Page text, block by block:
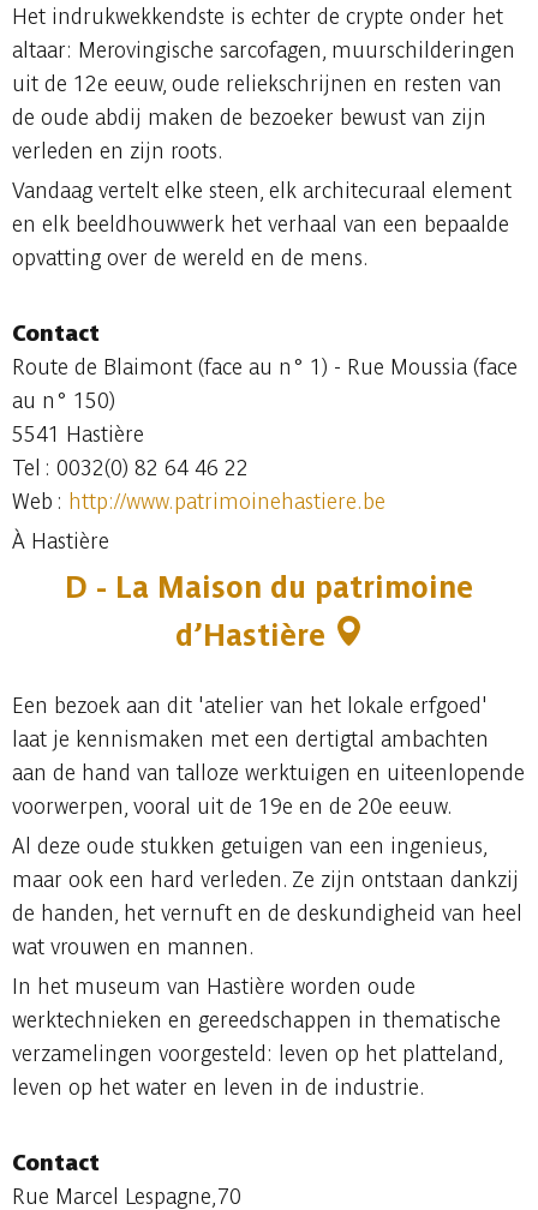
Het indrukwekkendste is echter de crypte onder het
altaar: Merovingische sarcofagen, muurschilderingen
uit de 12e eeuw, oude reliekschrijnen en resten van
de oude abdij maken de bezoeker bewust van zijn
verleden en zijn roots.
Vandaag vertelt elke steen, elk architecuraal element
en elk beeldhouwwerk het verhaal van een bepaalde
opvatting over de wereld en de mens.
Contact
Route de Blaimont (face au n° 1) - Rue Moussia (face
au n° 150)
5541 Hastière
Tel : 0032(0) 82 64 46 22
Web : http://www.patrimoinehastiere.be
À Hastière
D - La Maison du patrimoine
d’Hastière
Een bezoek aan dit 'atelier van het lokale erfgoed'
laat je kennismaken met een dertigtal ambachten
aan de hand van talloze werktuigen en uiteenlopende
voorwerpen, vooral uit de 19e en de 20e eeuw.
Al deze oude stukken getuigen van een ingenieus,
maar ook een hard verleden. Ze zijn ontstaan dankzij
de handen, het vernuft en de deskundigheid van heel
wat vrouwen en mannen.
In het museum van Hastière worden oude
werktechnieken en gereedschappen in thematische
verzamelingen voorgesteld: leven op het platteland,
leven op het water en leven in de industrie.
Contact
Rue Marcel Lespagne,70